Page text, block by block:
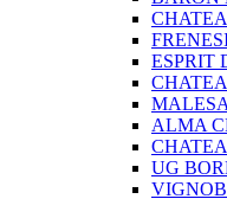
ESPRIT
ALMA
UG